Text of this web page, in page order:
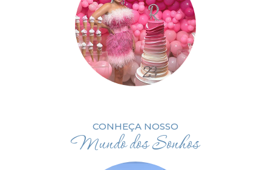
CONHEÇA NOSSO
Mundo dos Sonhos